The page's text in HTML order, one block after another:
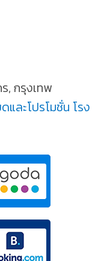
, กรุงเทพ
ละโปรโมชั่น โรง